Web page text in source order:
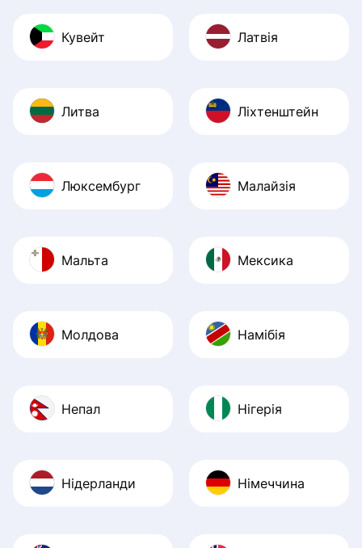
Кувейт Латвія
Литва Ліхтенштейн
Люксембург Малайзія
Мальта Мексика
Молдова Намібія
Непал Нігерія
Нідерланди Німеччина